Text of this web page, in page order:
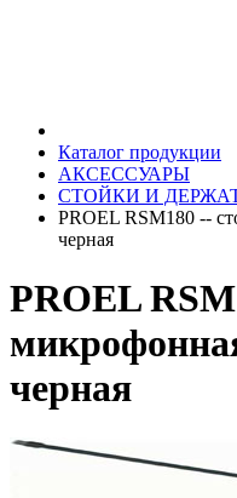
Каталог продукции
АКСЕССУАРЫ
СТОЙКИ И
PROEL RSM180 --
черная
PROEL
черная